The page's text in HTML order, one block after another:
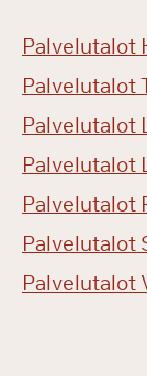
Palvelutalot
Palvelutalot
Palvelutalot
Palvelutalot
Palvelutalot
Palvelutalot
Palvelutalot